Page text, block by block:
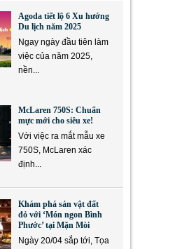
Agoda tiết lộ 6 Xu hướng
Du lịch năm 2025
Ngay ngày đầu tiên làm
việc của năm 2025,
nền...
McLaren 750S: Chuẩn
mực mới cho siêu xe!
Với việc ra mắt mẫu xe
750S, McLaren xác
định...
Khám phá sản vật đất
đỏ với ‘Món ngon Bình
Phước’ tại Mặn Mòi
Ngày 20/04 sắp tới, Tọa